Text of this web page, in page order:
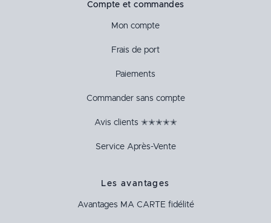
Compte et commandes
Mon compte
Frais de port
Paiements
Commander sans compte
Avis clients ✭✭✭✭✭
Service Après-Vente
Les avantages
Avantages MA CARTE fidélité